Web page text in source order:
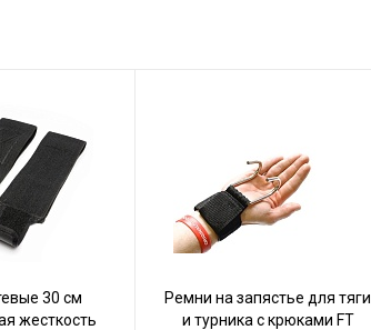
30 см
жесткость
Ремни на запястье для тяги
и турника с крюками FT